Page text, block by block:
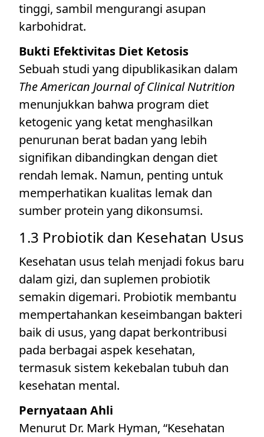
tinggi, sambil mengurangi asupan
karbohidrat.
Bukti Efektivitas Diet Ketosis
Sebuah studi yang dipublikasikan dalam
The American Journal of Clinical Nutrition
menunjukkan bahwa program diet
ketogenic yang ketat menghasilkan
penurunan berat badan yang lebih
signifikan dibandingkan dengan diet
rendah lemak. Namun, penting untuk
memperhatikan kualitas lemak dan
sumber protein yang dikonsumsi.
1.3 Probiotik dan Kesehatan Usus
Kesehatan usus telah menjadi fokus baru
dalam gizi, dan suplemen probiotik
semakin digemari. Probiotik membantu
mempertahankan keseimbangan bakteri
baik di usus, yang dapat berkontribusi
pada berbagai aspek kesehatan,
termasuk sistem kekebalan tubuh dan
kesehatan mental.
Pernyataan Ahli
Menurut Dr. Mark Hyman, “Kesehatan